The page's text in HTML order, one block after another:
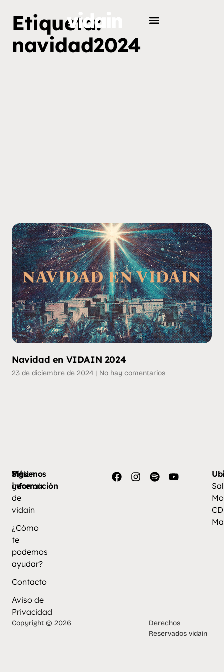
Etiqueta:
navidad2024
Navidad en VIDAIN 2024
23 de diciembre de 2024 No hay comentarios
Más
información
Visión
general
de
vidain
¿Cómo
te
podemos
ayudar?
Contacto
Aviso de
Privacidad
Síguenos
Copyright © 2026
Derechos
Reservados vidain